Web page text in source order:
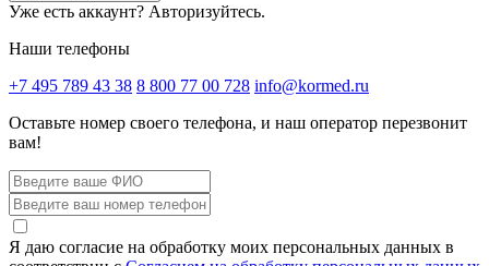
Уже есть аккаунт? Авторизуйтесь.
Наши телефоны
+7 495 789 43 38 8 800 77 00 728 info@kormed.ru
Оставьте номер своего телефона, и наш оператор перезвонит
вам!
Я даю согласие на обработку моих персональных данных в